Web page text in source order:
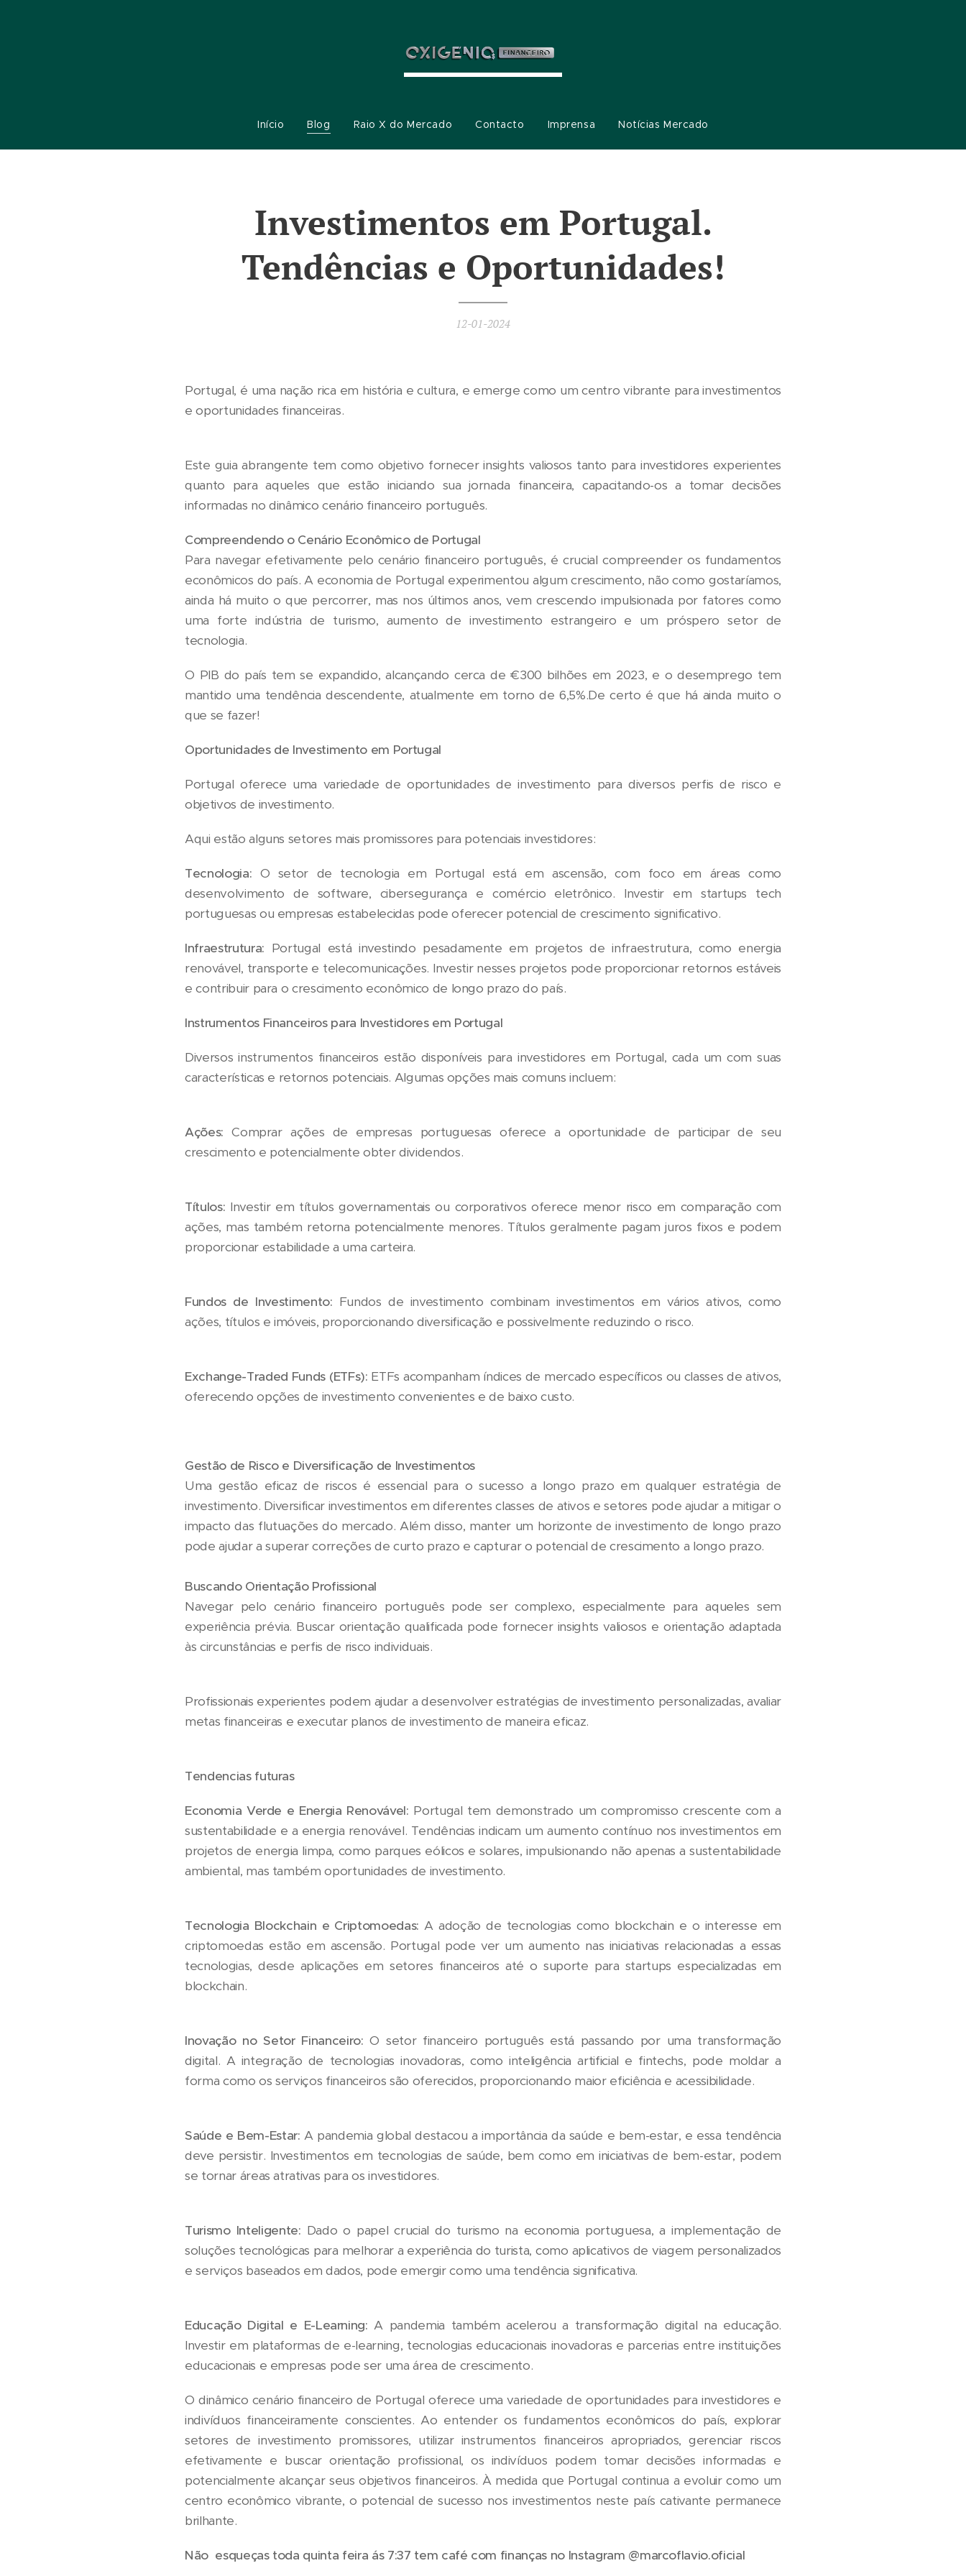
Início Blog Raio X do Mercado Contacto Imprensa Notícias Mercado
Investimentos em Portugal.
Tendências e Oportunidades!
12-01-2024
Portugal, é uma nação rica em história e cultura, e emerge como um centro vibrante para investimentos
e oportunidades financeiras.
Este guia abrangente tem como objetivo fornecer insights valiosos tanto para investidores experientes
quanto para aqueles que estão iniciando sua jornada financeira, capacitando-os a tomar decisões
informadas no dinâmico cenário financeiro português.
Compreendendo o Cenário Econômico de Portugal
Para navegar efetivamente pelo cenário financeiro português, é crucial compreender os fundamentos
econômicos do país. A economia de Portugal experimentou algum crescimento, não como gostaríamos,
ainda há muito o que percorrer, mas nos últimos anos, vem crescendo impulsionada por fatores como
uma forte indústria de turismo, aumento de investimento estrangeiro e um próspero setor de
tecnologia.
O PIB do país tem se expandido, alcançando cerca de €300 bilhões em 2023, e o desemprego tem
mantido uma tendência descendente, atualmente em torno de 6,5%.De certo é que há ainda muito o
que se fazer!
Oportunidades de Investimento em Portugal
Portugal oferece uma variedade de oportunidades de investimento para diversos perfis de risco e
objetivos de investimento.
Aqui estão alguns setores mais promissores para potenciais investidores:
Tecnologia: O setor de tecnologia em Portugal está em ascensão, com foco em áreas como
desenvolvimento de software, cibersegurança e comércio eletrônico. Investir em startups tech
portuguesas ou empresas estabelecidas pode oferecer potencial de crescimento significativo.
Infraestrutura: Portugal está investindo pesadamente em projetos de infraestrutura, como energia
renovável, transporte e telecomunicações. Investir nesses projetos pode proporcionar retornos estáveis
e contribuir para o crescimento econômico de longo prazo do país.
Instrumentos Financeiros para Investidores em Portugal
Diversos instrumentos financeiros estão disponíveis para investidores em Portugal, cada um com suas
características e retornos potenciais. Algumas opções mais comuns incluem:
Ações: Comprar ações de empresas portuguesas oferece a oportunidade de participar de seu
crescimento e potencialmente obter dividendos.
Títulos: Investir em títulos governamentais ou corporativos oferece menor risco em comparação com
ações, mas também retorna potencialmente menores. Títulos geralmente pagam juros fixos e podem
proporcionar estabilidade a uma carteira.
Fundos de Investimento: Fundos de investimento combinam investimentos em vários ativos, como
ações, títulos e imóveis, proporcionando diversificação e possivelmente reduzindo o risco.
Exchange-Traded Funds (ETFs): ETFs acompanham índices de mercado específicos ou classes de ativos,
oferecendo opções de investimento convenientes e de baixo custo.
Gestão de Risco e Diversificação de Investimentos
Uma gestão eficaz de riscos é essencial para o sucesso a longo prazo em qualquer estratégia de
investimento. Diversificar investimentos em diferentes classes de ativos e setores pode ajudar a mitigar o
impacto das flutuações do mercado. Além disso, manter um horizonte de investimento de longo prazo
pode ajudar a superar correções de curto prazo e capturar o potencial de crescimento a longo prazo.
Buscando Orientação Profissional
Navegar pelo cenário financeiro português pode ser complexo, especialmente para aqueles sem
experiência prévia. Buscar orientação qualificada pode fornecer insights valiosos e orientação adaptada
às circunstâncias e perfis de risco individuais.
Profissionais experientes podem ajudar a desenvolver estratégias de investimento personalizadas, avaliar
metas financeiras e executar planos de investimento de maneira eficaz.
Tendencias futuras
Economia Verde e Energia Renovável: Portugal tem demonstrado um compromisso crescente com a
sustentabilidade e a energia renovável. Tendências indicam um aumento contínuo nos investimentos em
projetos de energia limpa, como parques eólicos e solares, impulsionando não apenas a sustentabilidade
ambiental, mas também oportunidades de investimento.
Tecnologia Blockchain e Criptomoedas: A adoção de tecnologias como blockchain e o interesse em
criptomoedas estão em ascensão. Portugal pode ver um aumento nas iniciativas relacionadas a essas
tecnologias, desde aplicações em setores financeiros até o suporte para startups especializadas em
blockchain.
Inovação no Setor Financeiro: O setor financeiro português está passando por uma transformação
digital. A integração de tecnologias inovadoras, como inteligência artificial e fintechs, pode moldar a
forma como os serviços financeiros são oferecidos, proporcionando maior eficiência e acessibilidade.
Saúde e Bem-Estar: A pandemia global destacou a importância da saúde e bem-estar, e essa tendência
deve persistir. Investimentos em tecnologias de saúde, bem como em iniciativas de bem-estar, podem
se tornar áreas atrativas para os investidores.
Turismo Inteligente: Dado o papel crucial do turismo na economia portuguesa, a implementação de
soluções tecnológicas para melhorar a experiência do turista, como aplicativos de viagem personalizados
e serviços baseados em dados, pode emergir como uma tendência significativa.
Educação Digital e E-Learning: A pandemia também acelerou a transformação digital na educação.
Investir em plataformas de e-learning, tecnologias educacionais inovadoras e parcerias entre instituições
educacionais e empresas pode ser uma área de crescimento.
O dinâmico cenário financeiro de Portugal oferece uma variedade de oportunidades para investidores e
indivíduos financeiramente conscientes. Ao entender os fundamentos econômicos do país, explorar
setores de investimento promissores, utilizar instrumentos financeiros apropriados, gerenciar riscos
efetivamente e buscar orientação profissional, os indivíduos podem tomar decisões informadas e
potencialmente alcançar seus objetivos financeiros. À medida que Portugal continua a evoluir como um
centro econômico vibrante, o potencial de sucesso nos investimentos neste país cativante permanece
brilhante.
Não esqueças toda quinta feira ás 7:37 tem café com finanças no Instagram @marcoflavio.oficial